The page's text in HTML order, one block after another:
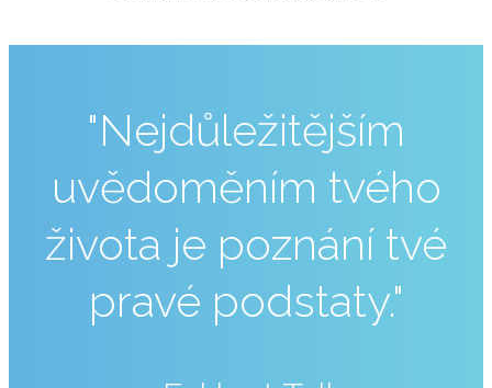
"Nejdůležitějším
uvědoměním tvého
života je poznání tvé
pravé podstaty."